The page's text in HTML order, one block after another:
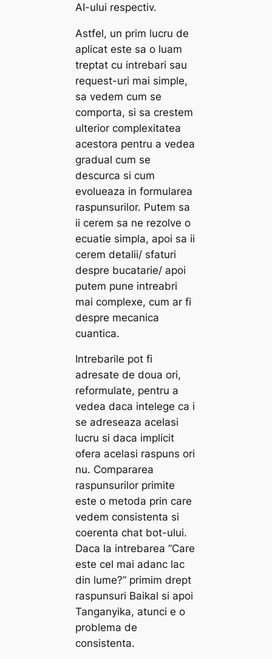
AI-ului respectiv.
Astfel, un prim lucru de
aplicat este sa o luam
treptat cu intrebari sau
request-uri mai simple,
sa vedem cum se
comporta, si sa crestem
ulterior complexitatea
acestora pentru a vedea
gradual cum se
descurca si cum
evolueaza in formularea
raspunsurilor. Putem sa
ii cerem sa ne rezolve o
ecuatie simpla, apoi sa ii
cerem detalii/ sfaturi
despre bucatarie/ apoi
putem pune intreabri
mai complexe, cum ar fi
despre mecanica
cuantica.
Intrebarile pot fi
adresate de doua ori,
reformulate, pentru a
vedea daca intelege ca i
se adreseaza acelasi
lucru si daca implicit
ofera acelasi raspuns ori
nu. Compararea
raspunsurilor primite
este o metoda prin care
vedem consistenta si
coerenta chat bot-ului.
Daca la intrebarea ”Care
este cel mai adanc lac
din lume?” primim drept
raspunsuri Baikal si apoi
Tanganyika, atunci e o
problema de
consistenta.